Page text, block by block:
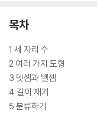
목차
1 세 자리 수
2 여러 가지 도형
3 뎃셈과 뺄셈
4 길이 재기
5 분류하기